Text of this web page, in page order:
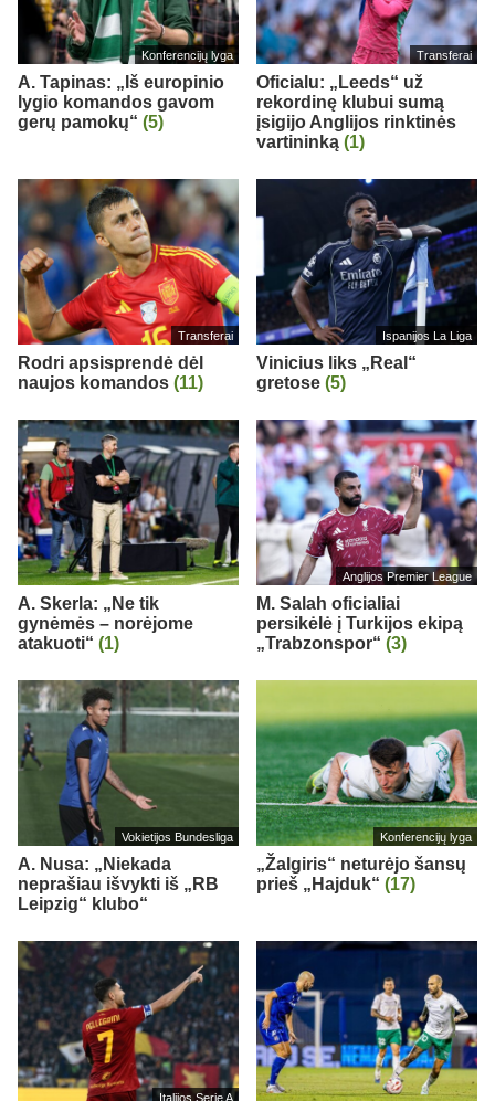
Konferencijų lyga
A. Tapinas: „Iš europinio
lygio komandos gavom
gerų pamokų“ (5)
Transferai
Oficialu: „Leeds“ už
rekordinę klubui sumą
įsigijo Anglijos rinktinės
vartininką (1)
Transferai
Rodri apsisprendė dėl
naujos komandos (11)
Ispanijos La Liga
Vinicius liks „Real“
gretose (5)
A. Skerla: „Ne tik
gynėmės – norėjome
atakuoti“ (1)
Anglijos Premier League
M. Salah oficialiai
persikėlė į Turkijos ekipą
„Trabzonspor“ (3)
Vokietijos Bundesliga
A. Nusa: „Niekada
neprašiau išvykti iš „RB
Leipzig“ klubo“
Konferencijų lyga
„Žalgiris“ neturėjo šansų
prieš „Hajduk“ (17)
Italijos Serie A